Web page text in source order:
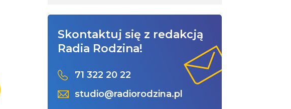
Skontaktuj się z redakcją
Radia Rodzina!
71 322 20 22
studio@radiorodzina.pl